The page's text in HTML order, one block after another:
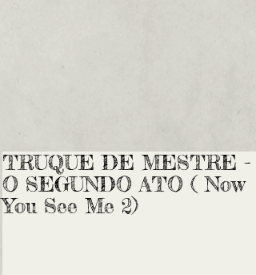
TRUQUE DE MESTRE -
O SEGUNDO ATO ( Now
You See Me 2)